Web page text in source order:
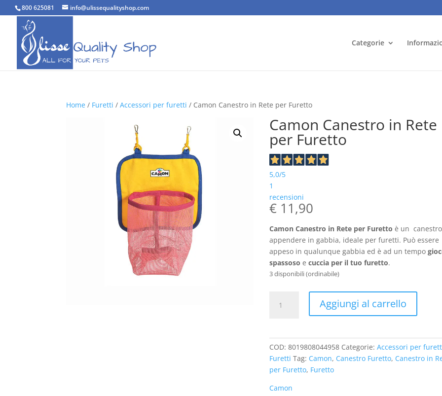
800 625081 info@ulissequalityshop.com
Categorie
Home / Furetti /Accessori per furetti / Camon Canestro in Rete per Furetto
Camon Canestro in Rete
per Furetto
5,0/5
1
recensioni
€ 11,90
Camon Canestro in Rete per Furetto è un
appendere in gabbia, ideale per furetti. Può essere
appeso in qualunque gabbia ed è ad un tempo
spassoso ecuccia per il tuo furetto.
3 disponibili (ordinabile)
Canestro
Aggiungi al carrello
COD:8019808044958 Categorie:Accessori per
Furetti Tag: Camon, Canestro Furetto, Canestro in
per Furetto, Furetto
Camon